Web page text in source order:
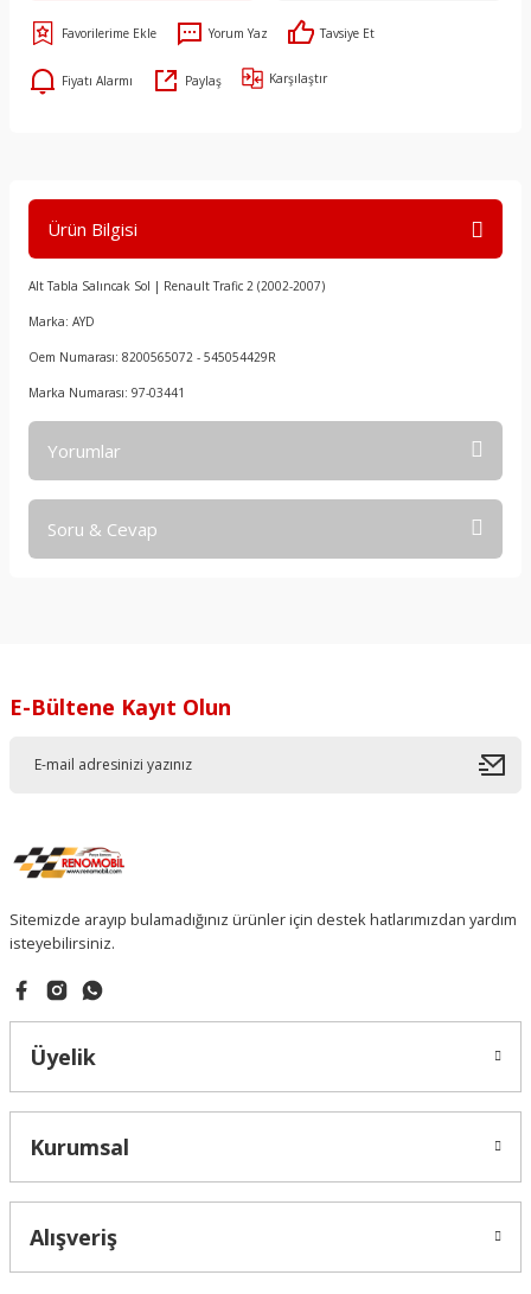
Yorum Yaz Tavsiye Et
Fiyatı Alarmı Paylaş Karşılaştır
Ürün Bilgisi
Alt Tabla Salıncak Sol | Renault Trafic 2 (2002-2007)
Marka: AYD
Oem Numarası: 8200565072 - 545054429R
Marka Numarası: 97-03441
Yorumlar
Soru & Cevap
E-Bültene Kayıt Olun
Sitemizde arayıp bulamadığınız ürünler için destek hatlarımızdan yardım
isteyebilirsiniz.
Üyelik
Kurumsal
Alışveriş